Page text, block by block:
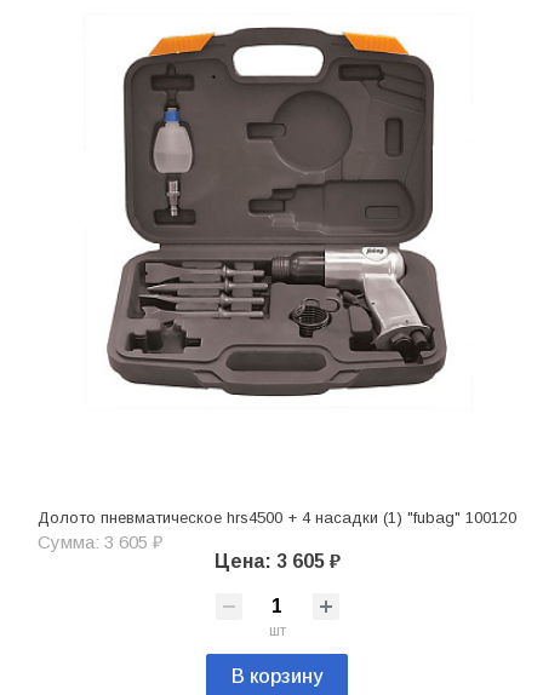
Долото пневматическое hrs4500 + 4 насадки (1) "fubag" 100120
Сумма: 3 605 ₽
Цена: 3 605 ₽
шт
В корзину